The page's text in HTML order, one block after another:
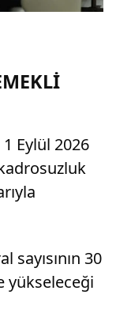
Eylül 2026
sayısının 30
yükseleceği